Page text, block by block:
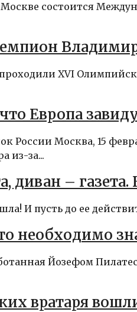
в Москве состоится
XVI
Европа
России Москва, 15
из-за...
диван –
И пусть до ее
необходимо
Йозефом
вратаря